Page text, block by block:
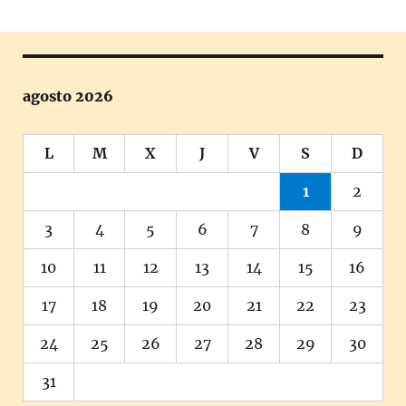
agosto 2026
L M X J V S D
1 2
3 4 5 6 7 8 9
10 11 12 13 14 15 16
17 18 19 20 21 22 23
24 25 26 27 28 29 30
31